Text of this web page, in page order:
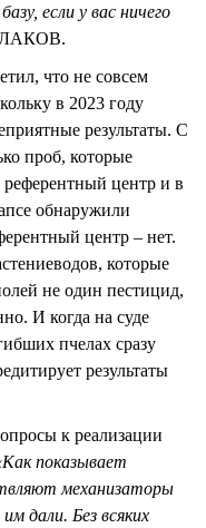
если у вас ничего
что не совсем
в 2023 году
результаты. С
проб, которые
центр и в
обнаружили
центр – нет.
которые
не один пестицид,
И когда на суде
пчелах сразу
результаты
к реализации
показывает
механизаторы
дали. Без всяких